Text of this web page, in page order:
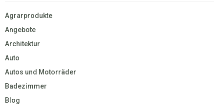
Agrarprodukte
Angebote
Architektur
Auto
Autos und Motorräder
Badezimmer
Blog